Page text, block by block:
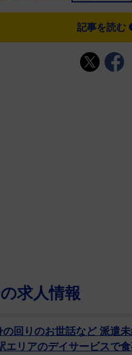
記事を読む
求人情報
の回りのお世話など 派遣
エリアのデイサービスで